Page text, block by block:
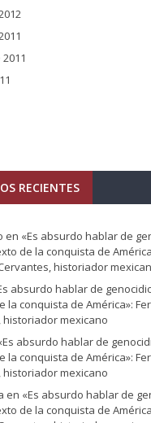
RECIENTES
en «Es absurdo hablar de
de la conquista de
historiador
absurdo hablar de
la conquista de América»:
historiador mexicano
absurdo hablar de
la conquista de América»:
historiador mexicano
en «Es absurdo hablar de
de la conquista de